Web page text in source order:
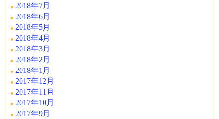
2018年7月
2018年6月
2018年5月
2018年4月
2018年3月
2018年2月
2018年1月
2017年12月
2017年11月
2017年10月
2017年9月